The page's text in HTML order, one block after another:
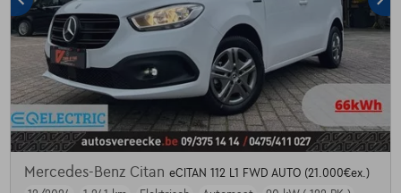
Mercedes-Benz Citan eCITAN 112 L1 FWD AUTO (21.000€ex.)